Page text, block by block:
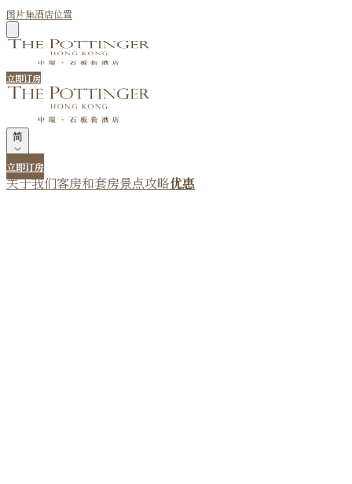
图片集酒店位置
立即订房
简
立即订房
关于我们客房和套房景点攻略优惠